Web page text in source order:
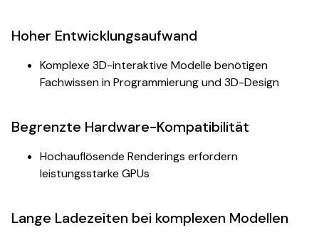
Hoher Entwicklungsaufwand
Komplexe 3D-interaktive Modelle benötigen
Fachwissen in Programmierung und 3D-Design
Begrenzte Hardware-Kompatibilität
Hochauflösende Renderings erfordern
leistungsstarke GPUs
Lange Ladezeiten bei komplexen Modellen